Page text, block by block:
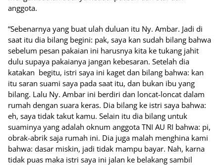
anggota.
“Sebenarnya yang buat ulah duluan itu Ny. Ambar. Jadi di
saat itu dia bilang begini: pak, saya kan sudah bilang bahwa
sebelum pesan pakaian ini harusnya kita ke tukang jahit
dulu supaya pakaianya jangan kebesaran. Setelah dia
katakan begitu, istri saya ini kaget dan bilang bahwa: kan
itu saran suami saya pada saat itu, dan bukan ibu yang
bilang. Lalu Ny. Ambar ini berdiri dan loncat-loncat dalam
rumah dengan suara keras. Dia bilang ke istri saya bahwa:
eh, saya tidak takut kamu. Selain itu dia bilang untuk
suaminya yang adalah oknum anggota TNI AU RI bahwa: pi,
obrak-abrik saja rumah ini. Dia juga malah menghina kami
bahwa: dasar miskin, jadi tidak mampu bayar. Nah, karna
tidak puas maka istri saya ini jalan ke belakang sambil